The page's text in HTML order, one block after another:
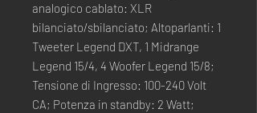
analogico cablato: XLR
bilanciato/sbilanciato; Altoparlanti: 1
Tweeter Legend DXT, 1 Midrange
Legend 15/4, 4 Woofer Legend 15/8;
Tensione di Ingresso: 100-240 Volt
CA; Potenza in standby: 2 Watt;